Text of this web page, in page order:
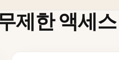
제한 액세스